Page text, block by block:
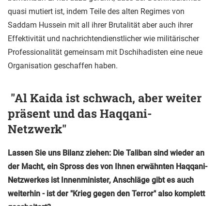
quasi mutiert ist, indem Teile des alten Regimes von
Saddam Hussein mit all ihrer Brutalität aber auch ihrer
Effektivität und nachrichtendienstlicher wie militärischer
Professionalität gemeinsam mit Dschihadisten eine neue
Organisation geschaffen haben.
"Al Kaida ist schwach, aber weiter
präsent und das Haqqani-
Netzwerk"
Lassen Sie uns Bilanz ziehen: Die Taliban sind wieder an
der Macht, ein Spross des von Ihnen erwähnten Haqqani-
Netzwerkes ist Innenminister, Anschläge gibt es auch
weiterhin - ist der "Krieg gegen den Terror" also komplett